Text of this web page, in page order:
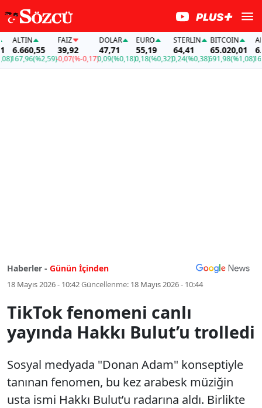
ALTIN
6.660,55
167,96(%2,59)
FAİZ
39,92
-0,07(%-0,17)
DOLAR
47,71
0,09(%0,18)
EURO
55,19
0,18(%0,32)
STERLIN
64,41
0,24(%0,38)
BITCOIN
65.020,01
691,98(%1,08)
Haberler - Günün İçinden
18 Mayıs 2026 - 10:42Güncellenme: 18 Mayıs 2026 - 10:44
TikTok fenomeni canlı
yayında Hakkı Bulut’u trolledi
Sosyal medyada "Donan Adam" konseptiyle
tanınan fenomen, bu kez arabesk müziğin
usta ismi Hakkı Bulut’u radarına aldı. Birlikte